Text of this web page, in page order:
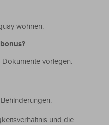
wohnen.
vorlegen:
und die